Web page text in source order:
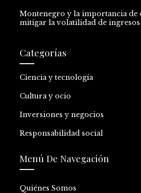
Montenegro y la importancia de
mitigar la volatilidad de ingresos
Categorías
Ciencia y tecnología
Cultura y ocio
Inversiones y negocios
Responsabilidad social
Menú De Navegación
Quiénes Somos